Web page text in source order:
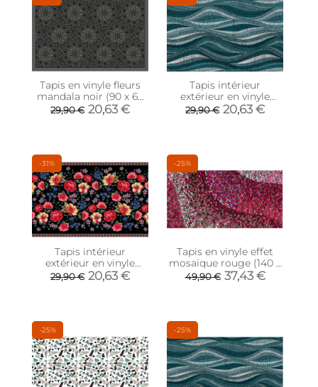
Tapis en vinyle fleurs
mandala noir (90 x 60
cm)
29,90 € 20,63 €
Tapis intérieur
extérieur en vinyle
Vagues turquoises (90
x 60 cm)
29,90 € 20,63 €
-31%
Tapis intérieur
extérieur en vinyle
Fleurs vintage (90 x 60
29,90 € 20,63 €
-25%
Tapis en vinyle effet
mosaique rouge (140 x
70 cm)
49,90 € 37,43 €
-25% -25%